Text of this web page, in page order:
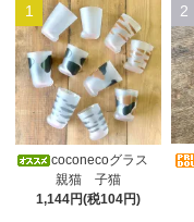
1
coconecoグラス
親猫 子猫
1,144円(税104円)
2